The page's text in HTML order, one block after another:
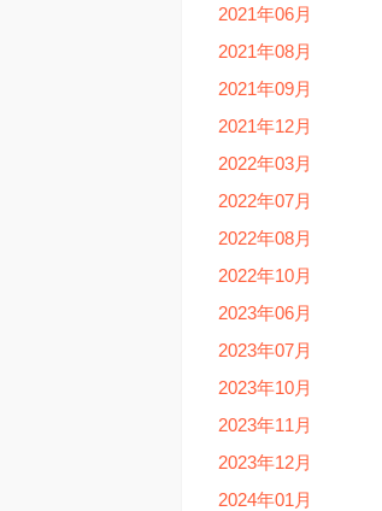
2021年06月
2021年08月
2021年09月
2021年12月
2022年03月
2022年07月
2022年08月
2022年10月
2023年06月
2023年07月
2023年10月
2023年11月
2023年12月
2024年01月